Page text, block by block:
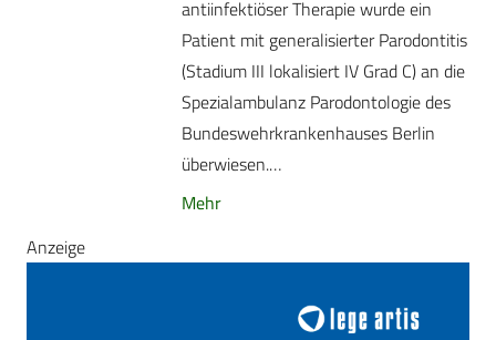
antiinfektiöser Therapie wurde ein
Patient mit generalisierter Parodontitis
(Stadium III lokalisiert IV Grad C) an die
Spezialambulanz Parodontologie des
Bundeswehrkrankenhauses Berlin
überwiesen.…
Mehr
Anzeige